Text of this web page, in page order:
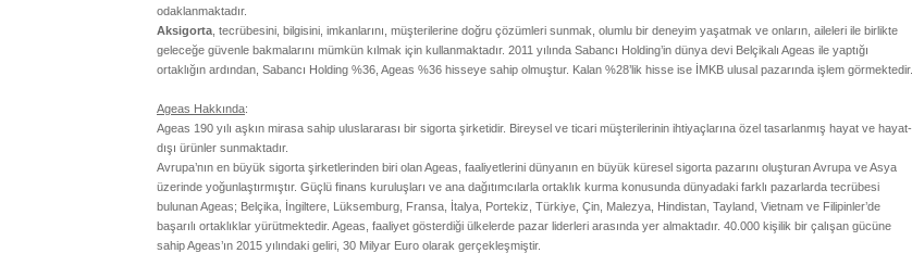
odaklanmaktadır.
Aksigorta , tecrübesini, bilgisini, imkanlarını, müşterilerine doğru çözümleri sunmak, olumlu bir deneyim yaşatmak ve onların, aileleri ile birlikte
geleceğe güvenle bakmalarını mümkün kılmak için kullanmaktadır. 2011 yılında Sabancı Holding’in dünya devi Belçikalı Ageas ile yaptığı
ortaklığın ardından, Sabancı Holding %36, Ageas %36 hisseye sahip olmuştur. Kalan %28’lik hisse ise İMKB ulusal pazarında işlem görmektedir.
Ageas Hakkında:
Ageas 190 yılı aşkın mirasa sahip uluslararası bir sigorta şirketidir. Bireysel ve ticari müşterilerinin ihtiyaçlarına özel tasarlanmış hayat ve hayat-
dışı ürünler sunmaktadır.
Avrupa’nın en büyük sigorta şirketlerinden biri olan Ageas, faaliyetlerini dünyanın en büyük küresel sigorta pazarını oluşturan Avrupa ve Asya
üzerinde yoğunlaştırmıştır. Güçlü finans kuruluşları ve ana dağıtımcılarla ortaklık kurma konusunda dünyadaki farklı pazarlarda tecrübesi
bulunan Ageas; Belçika, İngiltere, Lüksemburg, Fransa, İtalya, Portekiz, Türkiye, Çin, Malezya, Hindistan, Tayland, Vietnam ve Filipinler’de
başarılı ortaklıklar yürütmektedir. Ageas, faaliyet gösterdiği ülkelerde pazar liderleri arasında yer almaktadır. 40.000 kişilik bir çalışan gücüne
sahip Ageas’ın 2015 yılındaki geliri, 30 Milyar Euro olarak gerçekleşmiştir.